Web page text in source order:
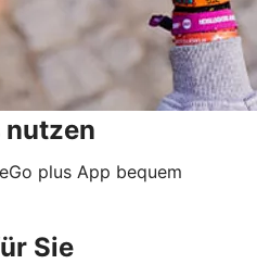
nutzen
plus App bequem
Sie